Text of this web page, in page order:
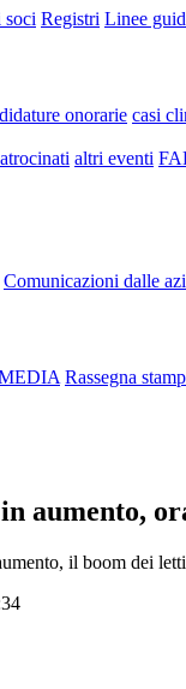
soci Registri Linee
onorarie casi
altri eventi
Comunicazioni dalle
Rassegna
aumento,
il boom dei